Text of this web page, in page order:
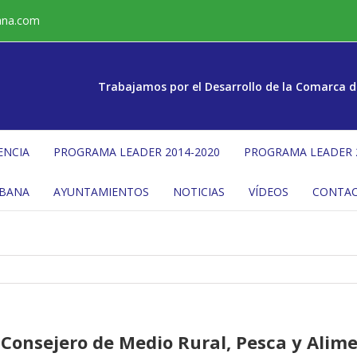
Trabajamos por el Desarrollo de la Comarca
PROGRAMA LEADER 2014-2020 PROGRAMA
AYUNTAMIENTOS NOTICIAS VÍDEOS
de Medio Rural, Pesca y